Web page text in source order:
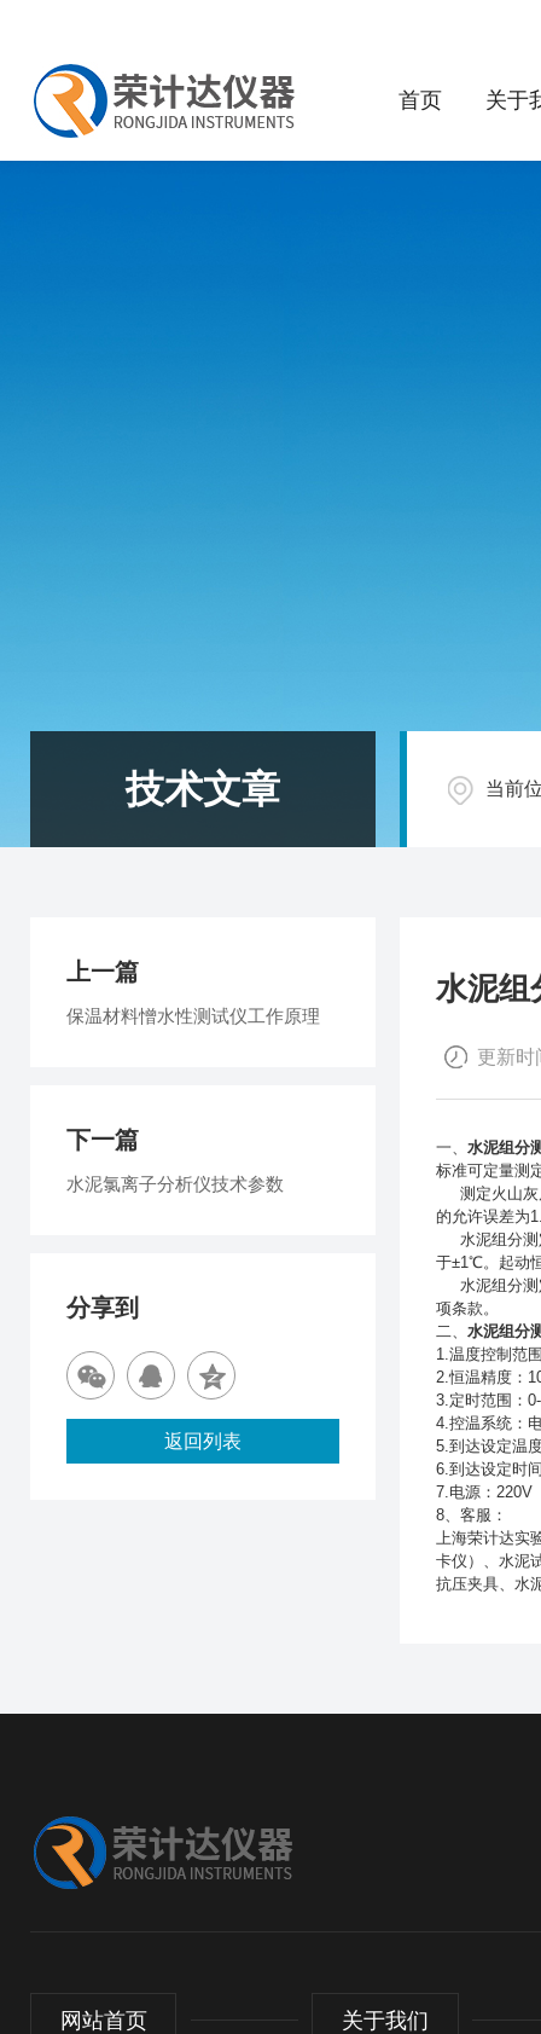
首页 关于
技术文章 当前
水泥组
更新时
一、 水泥组分
标准可定量测
测定火山灰
的允许误差为
水泥组分测
于±1℃。起动
水泥组分测
项条款。
二、 水泥组分
1.温度控制范
2.恒温精度：
3.定时范围：
4.控温系统：
5.到达设定温
6.到达设定时
7.电源：
8、客服：
上海荣计达实
卡仪）、水泥
抗压夹具、水
上一篇
保温材料憎水性测试仪工作原理
下一篇
水泥氯离子分析仪技术参数
分享到
返回列表
网站首页 关于我们